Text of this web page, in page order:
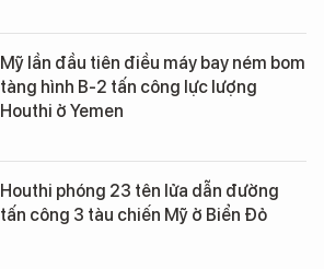
Mỹ lần đầu tiên điều máy bay ném bom
tàng hình B-2 tấn công lực lượng
Houthi ở Yemen
Houthi phóng 23 tên lửa dẫn đường
tấn công 3 tàu chiến Mỹ ở Biển Đỏ